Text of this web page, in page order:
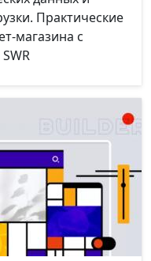
Практические
магазина с